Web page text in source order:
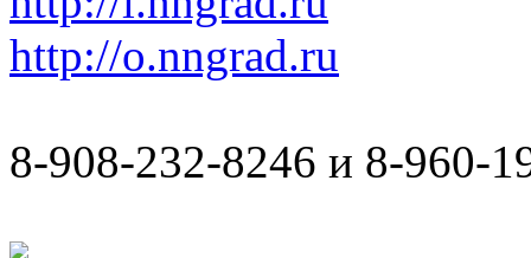
http://o.nngrad.ru
8-908-232-8246 и 8-960-